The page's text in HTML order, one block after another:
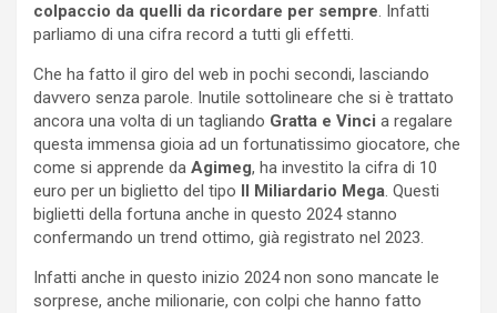
colpaccio da quelli da ricordare per sempre. Infatti
parliamo di una cifra record a tutti gli effetti.
Che ha fatto il giro del web in pochi secondi, lasciando
davvero senza parole. Inutile sottolineare che si è trattato
ancora una volta di un tagliando Gratta e Vinci a regalare
questa immensa gioia ad un fortunatissimo giocatore, che
come si apprende da Agimeg, ha investito la cifra di 10
euro per un biglietto del tipo
Il Miliardario Mega. Questi
biglietti della fortuna anche in questo 2024 stanno
confermando un trend ottimo, già registrato nel 2023.
Infatti anche in questo inizio 2024 non sono mancate le
sorprese, anche milionarie, con colpi che hanno fatto